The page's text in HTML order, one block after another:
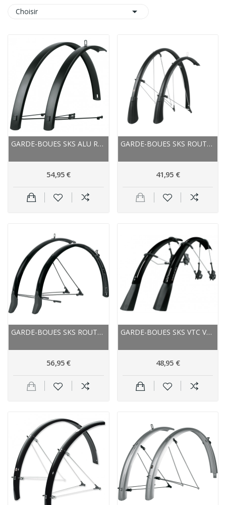
Choisir 
GARDE-BOUES SKS ALU ROUTE EDGE 42 NOIR MAT
54,95 €
GARDE-BOUES SKS ROUTE VTC GRAVEL B45 BLUEMELS...
41,95 €
GARDE-BOUES SKS ROUTE VTC BLUEMELS CABLE LINE...
56,95 €
GARDE-BOUES SKS VTC VTT RACEBLADE PRO XL NOIR...
48,95 €